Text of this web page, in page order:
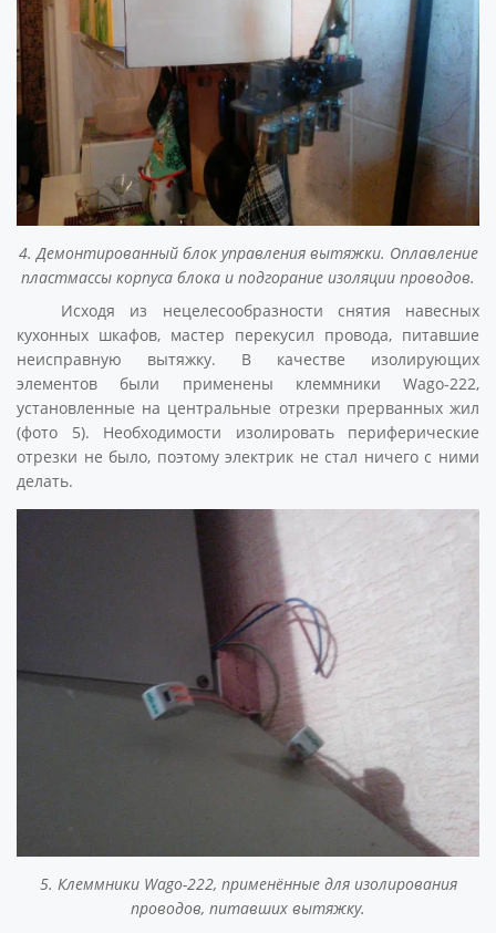
4. Демонтированный блок управления вытяжки. Оплавление
пластмассы корпуса блока и подгорание изоляции проводов.
Исходя из нецелесообразности снятия навесных
кухонных шкафов, мастер перекусил провода, питавшие
неисправную вытяжку. В качестве изолирующих
элементов были применены клеммники Wago-222,
установленные на центральные отрезки прерванных жил
(фото 5). Необходимости изолировать периферические
отрезки не было, поэтому электрик не стал ничего с ними
делать.
5. Клеммники Wago-222, применённые для изолирования
проводов, питавших вытяжку.